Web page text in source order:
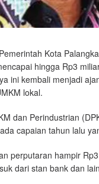
Kota
hingga Rp3
ini kembali menjadi
lokal.
dan Perindustrian
capaian tahun lalu
perputaran hampir
dari stan bank dan